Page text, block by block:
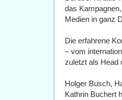
das
Medien in ganz
Die erfahrene
– vom
zuletzt als Head
Holger Busch,
Kathrin Buchert